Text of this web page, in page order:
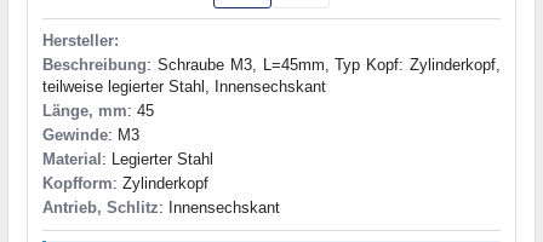
Hersteller:
Beschreibung: Schraube M3, L=45mm, Typ Kopf: Zylinderkopf,
teilweise legierter Stahl, Innensechskant
Länge, mm: 45
Gewinde: M3
Material : Legierter Stahl
Kopfform: Zylinderkopf
Antrieb, Schlitz: Innensechskant